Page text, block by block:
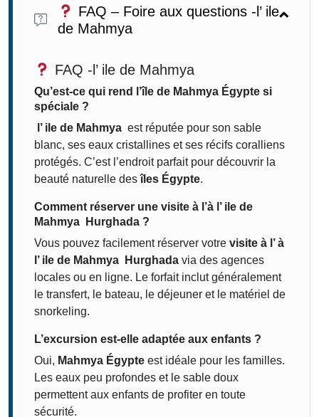
FAQ – Foire aux questions -l’ ile
de Mahmya
FAQ -l’ ile de Mahmya
Qu’est-ce qui rend l’île de Mahmya Égypte si
spéciale ?
l’ ile de Mahmya est réputée pour son sable
blanc, ses eaux cristallines et ses récifs coralliens
protégés. C’est l’endroit parfait pour découvrir la
beauté naturelle desîles Égypte.
Comment réserver une visite à l’à l’ ile de
Mahmya Hurghada ?
Vous pouvez facilement réserver votre visite à l’ à
l’ ile de Mahmya Hurghada via des agences
locales ou en ligne. Le forfait inclut généralement
le transfert, le bateau, le déjeuner et le matériel de
snorkeling.
L’excursion est-elle adaptée aux enfants ?
Oui, Mahmya Égypte est idéale pour les familles.
Les eaux peu profondes et le sable doux
permettent aux enfants de profiter en toute
sécurité.